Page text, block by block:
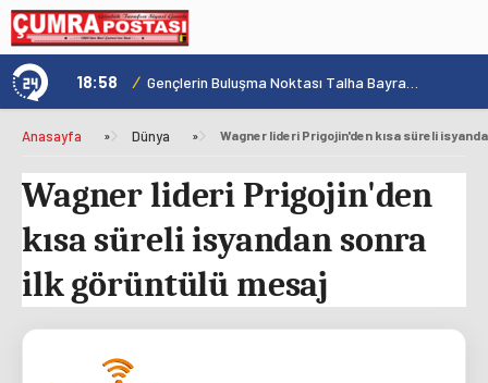
Konya'nın Zengin Mutfağı GastroFest'te Tanıtılacak 18:58 /
Anasayfa » Dünya »
Wagner lideri Prigojin'den
kısa süreli isyandan sonra
ilk görüntülü mesaj